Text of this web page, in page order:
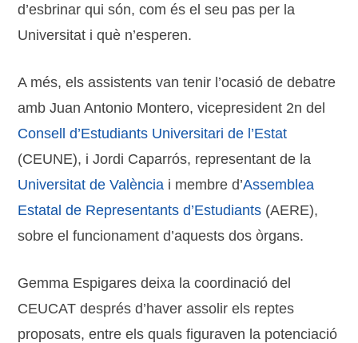
d’esbrinar qui són, com és el seu pas per la
Universitat i què n’esperen.
A més, els assistents van tenir l’ocasió de debatre
amb Juan Antonio Montero, vicepresident 2n del
Consell d’Estudiants Universitari de l’Estat
(CEUNE), i Jordi Caparrós, representant de la
Universitat de València i membre d’Assemblea
Estatal de Representants d’Estudiants (AERE),
sobre el funcionament d’aquests dos òrgans.
Gemma Espigares deixa la coordinació del
CEUCAT després d’haver assolir els reptes
proposats, entre els quals figuraven la potenciació